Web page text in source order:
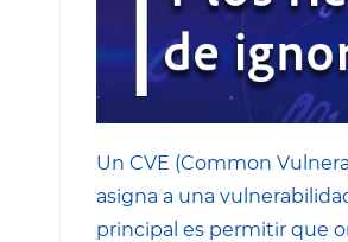
Un CVE (Common
asigna a una
principal es permitir que